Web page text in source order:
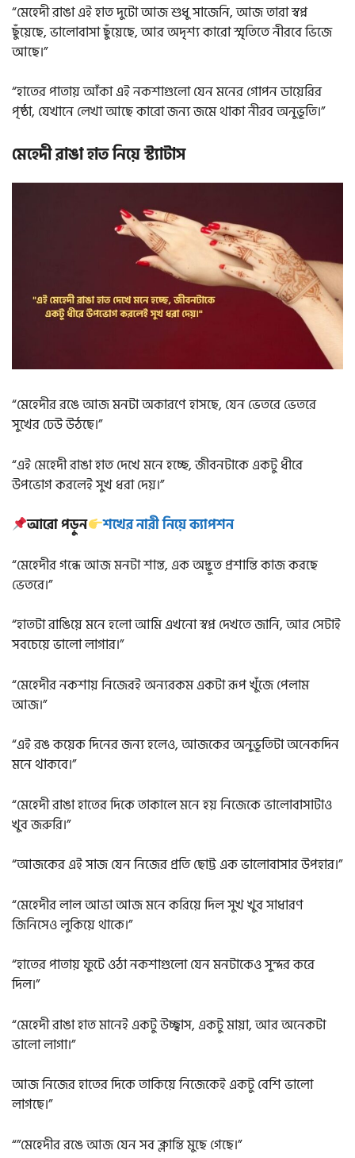
“মেহেদী রাঙা এই হাত দুটো আজ শুধু সাজেনি, আজ তারা স্বপ্ন
ছুঁয়েছে, ভালোবাসা ছুঁয়েছে, আর অদৃশ্য কারো স্মৃতিতে নীরবে ভিজে
আছে।”
“হাতের পাতায় আঁকা এই নকশাগুলো যেন মনের গোপন ডায়েরির
পৃষ্ঠা, যেখানে লেখা আছে কারো জন্য জমে থাকা নীরব অনুভূতি।”
মেহেদী রাঙা হাত নিয়ে স্ট্যাটাস
“মেহেদীর রঙে আজ মনটা অকারণে হাসছে, যেন ভেতরে ভেতরে
সুখের ঢেউ উঠছে।”
“এই মেহেদী রাঙা হাত দেখে মনে হচ্ছে, জীবনটাকে একটু ধীরে
উপভোগ করলেই সুখ ধরা দেয়।”
আরো পড়ুন
শখের নারী নিয়ে ক্যাপশন
“মেহেদীর গন্ধে আজ মনটা শান্ত, এক অদ্ভুত প্রশান্তি কাজ করছে
ভেতরে।”
“হাতটা রাঙিয়ে মনে হলো আমি এখনো স্বপ্ন দেখতে জানি, আর সেটাই
সবচেয়ে ভালো লাগার।”
“মেহেদীর নকশায় নিজেরই অন্যরকম একটা রূপ খুঁজে পেলাম
আজ।”
“এই রঙ কয়েক দিনের জন্য হলেও, আজকের অনুভূতিটা অনেকদিন
মনে থাকবে।”
“মেহেদী রাঙা হাতের দিকে তাকালে মনে হয় নিজেকে ভালোবাসাটাও
খুব জরুরি।”
“আজকের এই সাজ যেন নিজের প্রতি ছোট্ট এক ভালোবাসার উপহার।”
“মেহেদীর লাল আভা আজ মনে করিয়ে দিল সুখ খুব সাধারণ
জিনিসেও লুকিয়ে থাকে।”
“হাতের পাতায় ফুটে ওঠা নকশাগুলো যেন মনটাকেও সুন্দর করে
দিল।”
“মেহেদী রাঙা হাত মানেই একটু উচ্ছ্বাস, একটু মায়া, আর অনেকটা
ভালো লাগা।”
আজ নিজের হাতের দিকে তাকিয়ে নিজেকেই একটু বেশি ভালো
লাগছে।”
“”মেহেদীর রঙে আজ যেন সব ক্লান্তি মুছে গেছে।”